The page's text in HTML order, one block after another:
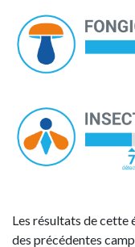
Les résultats de cette
des précédentes